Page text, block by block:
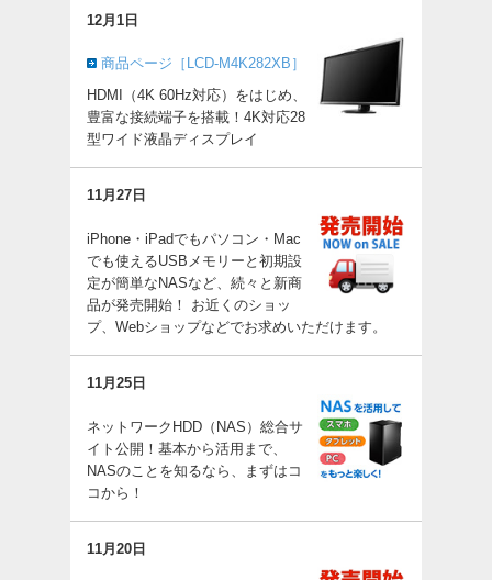
12月1日
商品ページ［LCD-M4K282XB］
HDMI（4K 60Hz対応）をはじめ、
豊富な接続端子を搭載！4K対応28
型ワイド液晶ディスプレイ
11月27日
iPhone・iPadでもパソコン・Mac
でも使えるUSBメモリーと初期設
定が簡単なNASなど、続々と新商
品が発売開始！ お近くのショッ
プ、Webショップなどでお求めいただけます。
11月25日
ネットワークHDD（NAS）総合サ
イト公開！基本から活用まで、
NASのことを知るなら、まずはコ
コから！
11月20日